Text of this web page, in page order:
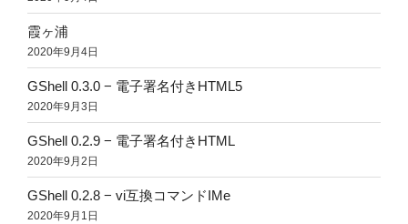
霞ヶ浦
2020年9月4日
GShell 0.3.0 − 電子署名付きHTML5
2020年9月3日
GShell 0.2.9 − 電子署名付きHTML
2020年9月2日
GShell 0.2.8 − vi互換コマンドIMe
2020年9月1日